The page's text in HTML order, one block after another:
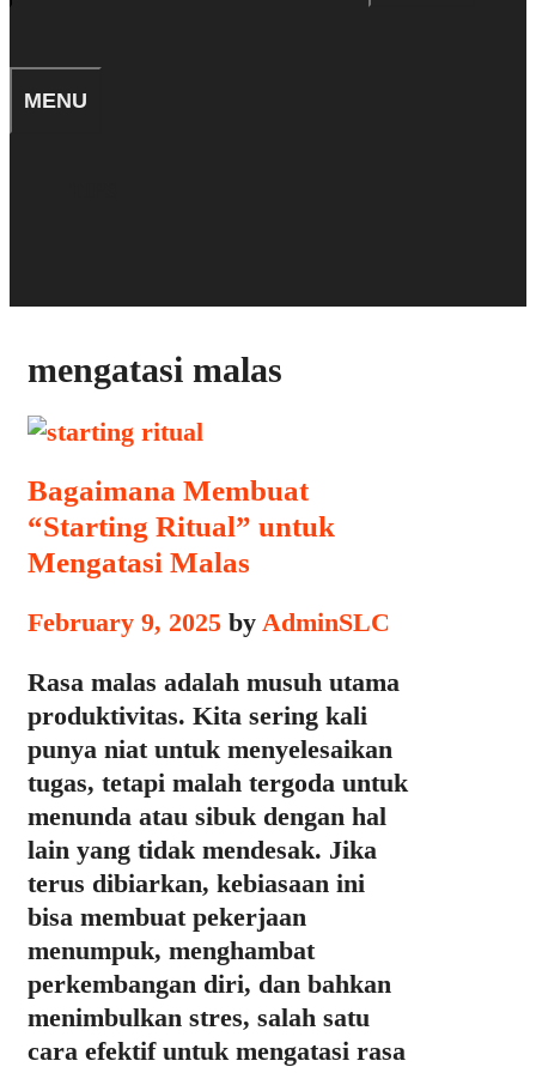
MENU
mengatasi malas
Bagaimana Membuat
“Starting Ritual” untuk
Mengatasi Malas
February 9, 2025 by AdminSLC
Rasa malas adalah musuh utama
produktivitas. Kita sering kali
punya niat untuk menyelesaikan
tugas, tetapi malah tergoda untuk
menunda atau sibuk dengan hal
lain yang tidak mendesak. Jika
terus dibiarkan, kebiasaan ini
bisa membuat pekerjaan
menumpuk, menghambat
perkembangan diri, dan bahkan
menimbulkan stres, salah satu
cara efektif untuk mengatasi rasa